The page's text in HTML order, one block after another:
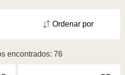
encontrados: 76
Ordenar por